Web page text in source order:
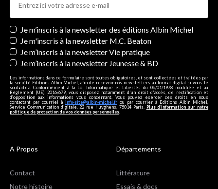
Newsletters
Je m’inscris à la newsletter des éditions Albin Michel
Je m'inscris à la newsletter M.C. Beaton
Je m’inscris à la newsletter Vie pratique
Je m’inscris à la newsletter Jeunesse & BD
Les informations dans ce formulaire sont toutes obligatoires, et sont collectées et traitées par
la société Editions Albin Michel, afin de recevoir nos newsletters au format digital si vous le
souhaitez. Conformément à la Loi Informatique et Libertés du 06/01/1978 modifiée et au
Règlement (UE) 2016/679, vous disposez notamment d'un droit d'accès, de rectification et
d’opposition aux informations vous concernant. Vous pouvez exercer ces droits en nous
contactant par courriel à info-site@albin-michel.fr ou par courrier à Editions Albin Michel,
Service Communication digitale, 22 rue Huyghens, 75014 Paris. Plus d’information sur notre
politique de protection de vos données personnelles
A Propos
Contact
Notre histoire
Départements
Littérature
Essais & docs